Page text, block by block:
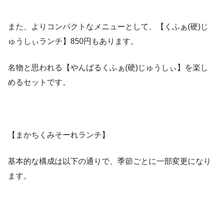
また、よりコンパクトなメニューとして、【くふぁ(硬)じ
ゅうしぃランチ】850円もあります。
名物と思われる【やんばるくふぁ(硬)じゅうしぃ】を楽し
めるセットです。
【まかちくみそーれランチ】
基本的な構成は以下の通りで、季節ごとに一部変更になり
ます。